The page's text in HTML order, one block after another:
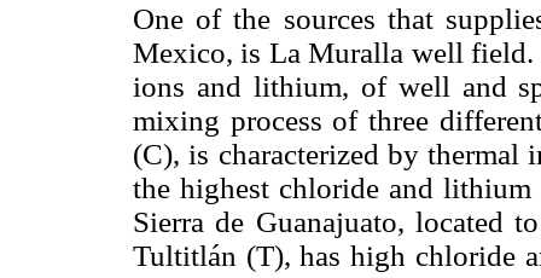
One of the sources that
Mexico, is La Muralla well
ions and lithium, of well and
mixing process of three
(C), is characterized by thermal
the highest chloride and lithium
Sierra de Guanajuato, located
Tultitlán (T), has high chloride